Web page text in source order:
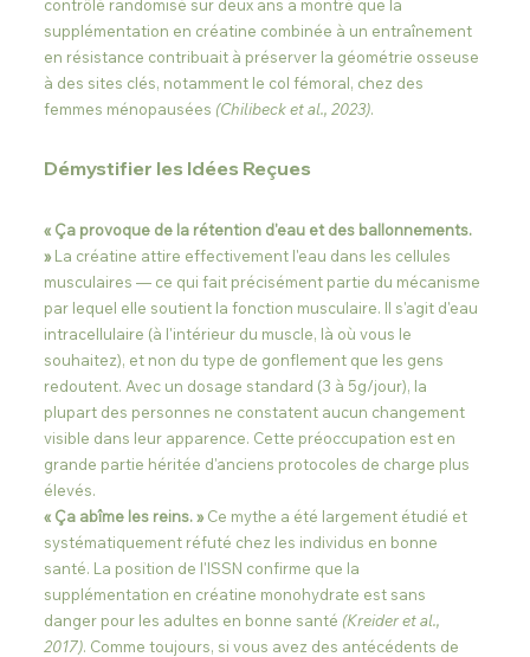
contrôlé randomisé sur deux ans a montré que la
supplémentation en créatine combinée à un entraînement
en résistance contribuait à préserver la géométrie osseuse
à des sites clés, notamment le col fémoral, chez des
femmes ménopausées (Chilibeck et al., 2023).
Démystifier les Idées Reçues
« Ça provoque de la rétention d'eau et des ballonnements.
» La créatine attire effectivement l'eau dans les cellules
musculaires — ce qui fait précisément partie du mécanisme
par lequel elle soutient la fonction musculaire. Il s'agit d'eau
intracellulaire (à l'intérieur du muscle, là où vous le
souhaitez), et non du type de gonflement que les gens
redoutent. Avec un dosage standard (3 à 5g/jour), la
plupart des personnes ne constatent aucun changement
visible dans leur apparence. Cette préoccupation est en
grande partie héritée d'anciens protocoles de charge plus
élevés.
« Ça abîme les reins. » Ce mythe a été largement étudié et
systématiquement réfuté chez les individus en bonne
santé. La position de l'ISSN confirme que la
supplémentation en créatine monohydrate est sans
danger pour les adultes en bonne santé (Kreider et al.,
2017). Comme toujours, si vous avez des antécédents de